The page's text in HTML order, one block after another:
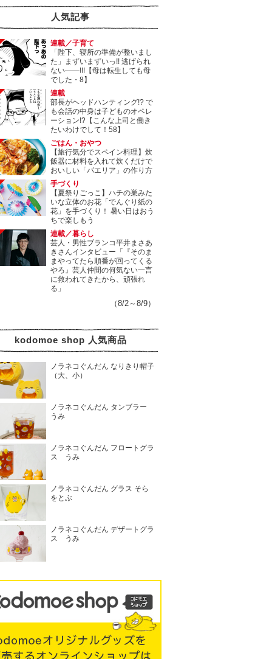
人気記事
連載／子育て
「陛下、寝所の準備が整いまし
た」まずいまずいっ!! 逃げられ
ない――!!!【母は転生しても母
でした・8】
連載
部長がヘッドハンティング!? で
も会話の中身は子どものオペレ
ーション!?【こんな上司と働き
たいわけでして！58】
ごはん・おやつ
【旅行気分でスペイン料理】炊
飯器に材料を入れて炊くだけで
おいしい「パエリア」の作り方
手づくり
【夏祭りごっこ】ハチの巣みた
いな立体のお花「でんぐり紙の
花」を手づくり！ 暑い日はおう
ちで楽しもう
連載／暮らし
芸人・男性ブランコ平井まさあ
きさんインタビュー「『そのま
まやってたら順番が回ってくる
やろ』芸人仲間の何気ない一言
に救われてきたから、頑張れ
る」
（8/2～8/9）
kodomoe shop 人気商品
ノラネコぐんだん なりきり帽子
（大、小）
ノラネコぐんだん タンブラー
うみ
ノラネコぐんだん フロートグラ
ス うみ
ノラネコぐんだん グラス そら
をとぶ
ノラネコぐんだん デザートグラ
ス うみ